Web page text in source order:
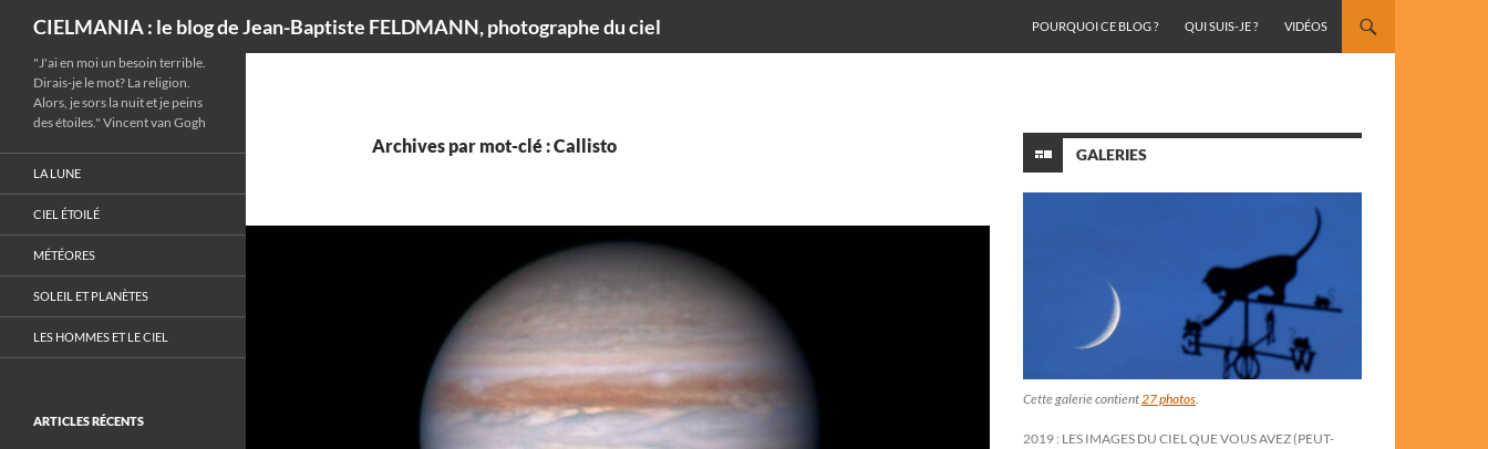
CIELMANIA : le blog de Jean-Baptiste FELDMANN, photographe du ciel
POURQUOI CE BLOG ?
QUI SUIS-JE ? VIDÉOS
Archives par mot-clé : Callisto GALERIES
Cette galerie contient27 photos.
2019 : LES IMAGES DU CIEL QUE VOUS AVEZ (PEUT-
"J'ai en moi un besoin terrible.
Dirais-je le mot? La religion.
Alors, je sors la nuit et je peins
des étoiles." Vincent van Gogh
LA LUNE
CIEL ÉTOILÉ
MÉTÉORES
SOLEIL ET PLANÈTES
LES HOMMES ET LE CIEL
ARTICLES RÉCENTS